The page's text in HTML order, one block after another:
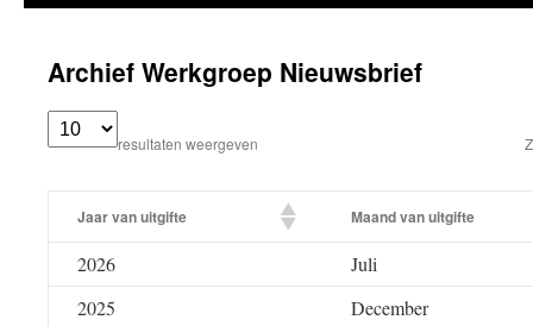
Archief Werkgroep Nieuwsbrief
resultaten weergeven
Jaar van uitgifte Maand van uitgifte
2026
Juli
2025
December